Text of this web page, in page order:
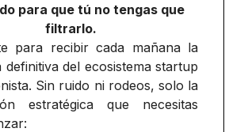
para que tú no tengas que
filtrarlo.
para recibir cada mañana la
del ecosistema startup
Sin ruido ni rodeos, solo la
estratégica que necesitas